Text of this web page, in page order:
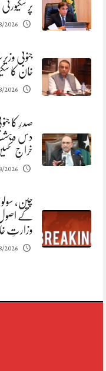
پر
2026
جنوبی
خان کا
2026
صدرِ کا
دس دہشت
خراجِ
2026
چین،
کے
وزارتِ
2026